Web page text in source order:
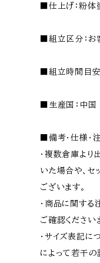
■仕上げ：粉体
■組立区分：お
■組立時間目安
■生産国：中国
■備考・仕様・
・複数倉庫より
いた場合や、セ
ございます。
・商品に関する
ご確認ください
・サイズ表記に
によって若干の